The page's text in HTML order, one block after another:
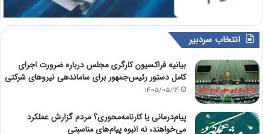
انتخاب سردبیر
بیانیه فراکسیون کارگری مجلس درباره ضرورت اجرای
کامل دستور رئیس‌جمهور برای ساماندهی نیروهای شرکتی
1405/05/14
پیام‌درمانی یا کارنامه‌محوری؟ مردم گزارش عملکرد
می‌خواهند، نه انبوه پیام‌های مناسبتی